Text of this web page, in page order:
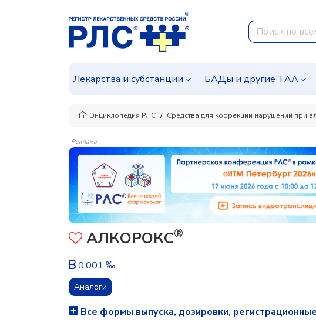
Лекарства и субстанции БАДы и другие ТАА
Энциклопедия РЛС Средства для коррекции нарушений при
Реклама
АЛКОРОКС®
0.001 ‰
Аналоги
Все формы выпуска, дозировки,